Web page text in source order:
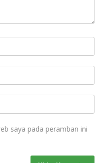
saya pada peramban ini